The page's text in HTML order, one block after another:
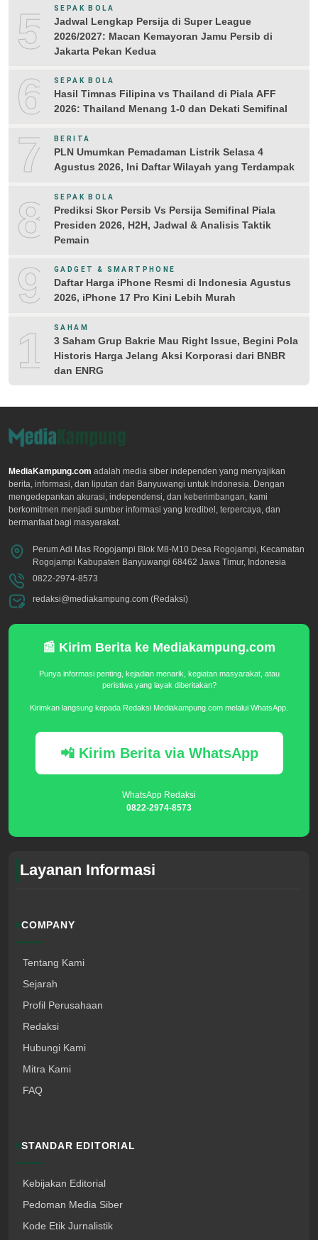
5 SEPAK BOLA
Jadwal Lengkap Persija di Super League
2026/2027: Macan Kemayoran Jamu Persib di
Jakarta Pekan Kedua
6 SEPAK BOLA
Hasil Timnas Filipina vs Thailand di Piala AFF
2026: Thailand Menang 1-0 dan Dekati Semifinal
7 BERITA
PLN Umumkan Pemadaman Listrik Selasa 4
Agustus 2026, Ini Daftar Wilayah yang Terdampak
8 SEPAK BOLA
Prediksi Skor Persib Vs Persija Semifinal Piala
Presiden 2026, H2H, Jadwal & Analisis Taktik
Pemain
9 GADGET & SMARTPHONE
Daftar Harga iPhone Resmi di Indonesia Agustus
2026, iPhone 17 Pro Kini Lebih Murah
10
SAHAM
3 Saham Grup Bakrie Mau Right Issue, Begini Pola
Historis Harga Jelang Aksi Korporasi dari BNBR
dan ENRG
MediaKampung.com adalah media siber independen yang menyajikan
berita, informasi, dan liputan dari Banyuwangi untuk Indonesia. Dengan
mengedepankan akurasi, independensi, dan keberimbangan, kami
berkomitmen menjadi sumber informasi yang kredibel, terpercaya, dan
bermanfaat bagi masyarakat.
Perum Adi Mas Rogojampi Blok M8-M10 Desa Rogojampi, Kecamatan
Rogojampi Kabupaten Banyuwangi 68462 Jawa Timur, Indonesia
0822-2974-8573
redaksi@mediakampung.com (Redaksi)
📰 Kirim Berita ke Mediakampung.com
Punya informasi penting, kejadian menarik, kegiatan masyarakat, atau
peristiwa yang layak diberitakan?
Kirimkan langsung kepada Redaksi Mediakampung.com melalui WhatsApp.
📲 Kirim Berita via WhatsApp
WhatsApp Redaksi
0822-2974-8573
Layanan Informasi
COMPANY
Tentang Kami
Sejarah
Profil Perusahaan
Redaksi
Hubungi Kami
Mitra Kami
FAQ
STANDAR EDITORIAL
Kebijakan Editorial
Pedoman Media Siber
Kode Etik Jurnalistik